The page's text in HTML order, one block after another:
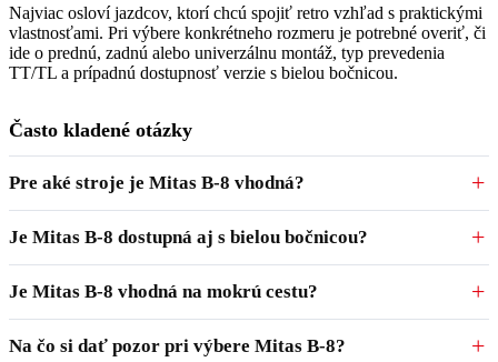
Najviac osloví jazdcov, ktorí chcú spojiť retro vzhľad s praktickými
vlastnosťami. Pri výbere konkrétneho rozmeru je potrebné overiť, či
ide o prednú, zadnú alebo univerzálnu montáž, typ prevedenia
TT/TL a prípadnú dostupnosť verzie s bielou bočnicou.
Často kladené otázky
Pre aké stroje je Mitas B-8 vhodná?
Je Mitas B-8 dostupná aj s bielou bočnicou?
Je Mitas B-8 vhodná na mokrú cestu?
Na čo si dať pozor pri výbere Mitas B-8?